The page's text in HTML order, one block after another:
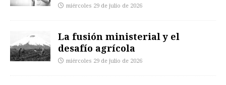
miércoles 29 de julio de 2026
La fusión ministerial y el
desafío agrícola
miércoles 29 de julio de 2026